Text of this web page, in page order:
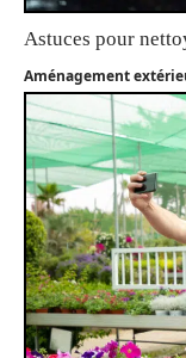
Astuces pour
Aménagement